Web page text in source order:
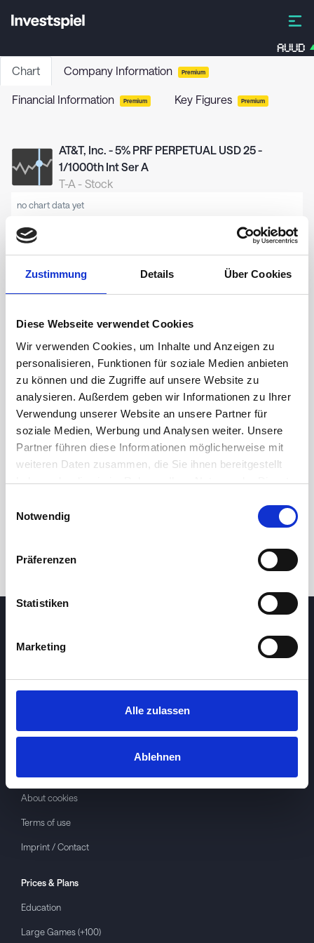
Zustimmung Details Über Cookies
Diese Webseite verwendet Cookies
Wir verwenden Cookies, um Inhalte und Anzeigen zu
personalisieren, Funktionen für soziale Medien anbieten
zu können und die Zugriffe auf unsere Website zu
analysieren. Außerdem geben wir Informationen zu Ihrer
Verwendung unserer Website an unsere Partner für
soziale Medien, Werbung und Analysen weiter. Unsere
Partner führen diese Informationen möglicherweise mit
weiteren Daten zusammen, die Sie ihnen bereitgestellt
haben oder die sie im Rahmen Ihrer Nutzung der Dienste
Notwendig
Präferenzen
Statistiken
Marketing
Alle zulassen
Ablehnen
AUUD
Chart Company Information Premium
Financial Information Premium Key Figures Premium
AT&T, Inc. - 5% PRF PERPETUAL USD 25 -
1/1000th Int Ser A
T-A - Stock
no chart data yet
24h 7d 1m 3m 1y 5y
About cookies
Terms of use
Imprint / Contact
Prices & Plans
Education
Large Games (+100)